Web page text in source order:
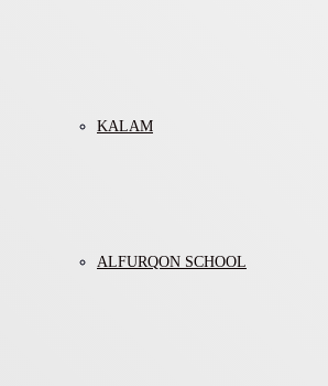
KALAM
ALFURQON SCHOOL